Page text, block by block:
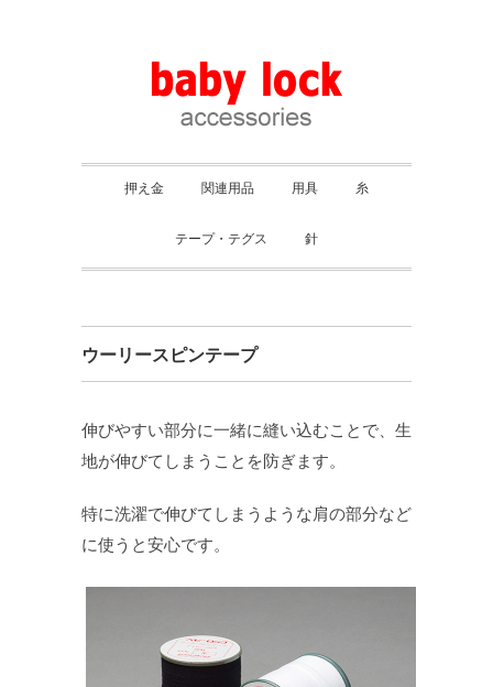
押え金 関連用品 用具 糸
テープ・テグス 針
ウーリースピンテープ
伸びやすい部分に一緒に縫い込むことで、生
地が伸びてしまうことを防ぎます。
特に洗濯で伸びてしまうような肩の部分など
に使うと安心です。